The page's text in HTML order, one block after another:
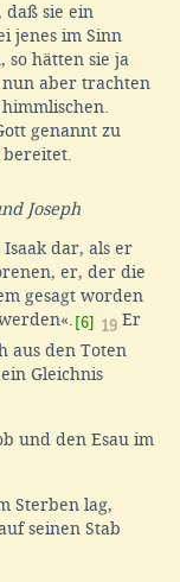
daß sie ein
jenes im Sinn
so hätten sie ja
nun aber trachten
genannt zu
bereitet.
Joseph
dar, als er
er, der die
gesagt worden
[6] 19 Er
aus den Toten
Gleichnis
und den Esau im
Sterben lag,
seinen Stab